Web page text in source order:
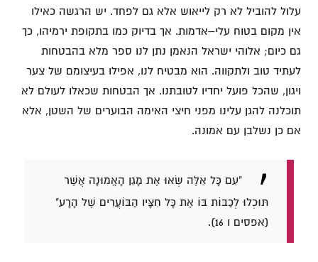
עלול להוביל לא רק לייאוש אלא גם לפחד. יש הרגשה כאילו
אין מקום בטוח עלי–אדמות. אך בדיוק כמו בתקופת ירמיהו, כך
גם כיום; אלוהי ישראל הנאמן נתן לנו ספר מלא בהבטחות
לעתיד טוב ולתקווה. הוא מבטיח לנו, אפילו בעיצומם של צער
ויגון, שהכל פועל יחדיו לטובתנו. אך הבטחות שכאלו לעולם לא
תוכלנה להגן עלינו מפני חיצי האימה הבוערים של השטן, אלא
אם כן נשלבן עם אמונה.
"עִם כָּל אֵלֶּה שְׂאוּ אֶת מָגֵן הָאֱמוּנָה אֲשֶׁר
תּוּכְלוּ לְכַבּוֹת בּוֹ אֶת כָּל חִצָּיו הַבּוֹעֲרִים שֶׁל הָרָע"
(אפסים ו 16).